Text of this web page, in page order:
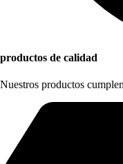
productos de calidad
Nuestros productos